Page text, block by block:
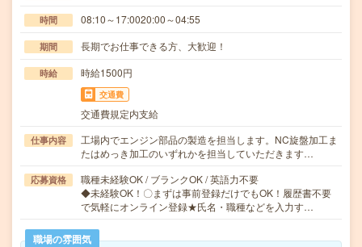
時間 08:10～17:0020:00～04:55
期間 長期でお仕事できる方、大歓迎！
時給 時給1500円
交通費
交通費規定内支給
仕事内容
工場内でエンジン部品の製造を担当します。NC旋盤加工ま
たはめっき加工のいずれかを担当していただきます…
応募資格
職種未経験OK / ブランクOK / 英語力不要
◆未経験OK！〇まずは事前登録だけでもOK！履歴書不要
で気軽にオンライン登録★氏名・職種などを入力す…
職場の雰囲気